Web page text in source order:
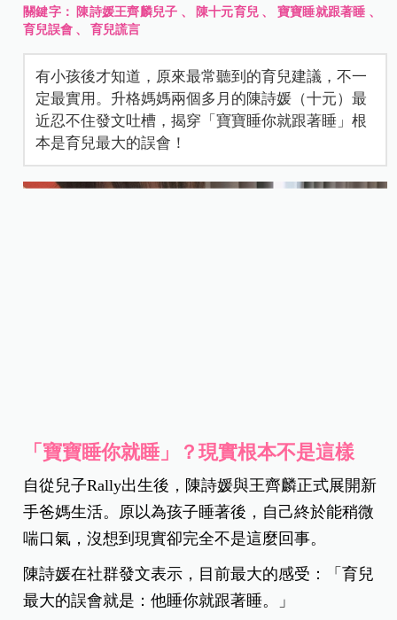
關鍵字： 陳詩媛王齊麟兒子 、 陳十元育兒 、 寶寶睡就跟著睡 、
育兒誤會 、育兒謊言
有小孩後才知道，原來最常聽到的育兒建議，不一
定最實用。升格媽媽兩個多月的陳詩媛（十元）最
近忍不住發文吐槽，揭穿「寶寶睡你就跟著睡」根
本是育兒最大的誤會！
「寶寶睡你就睡」？現實根本不是這樣
自從兒子Rally出生後，陳詩媛與王齊麟正式展開新
手爸媽生活。原以為孩子睡著後，自己終於能稍微
喘口氣，沒想到現實卻完全不是這麼回事。
陳詩媛在社群發文表示，目前最大的感受：「育兒
最大的誤會就是：他睡你就跟著睡。」